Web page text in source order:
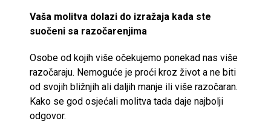
Vaša molitva dolazi do izražaja kada ste
suočeni sa razočarenjima
Osobe od kojih više očekujemo ponekad nas više
razočaraju. Nemoguće je proći kroz život a ne biti
od svojih bližnjih ali daljih manje ili više razočaran.
Kako se god osjećali molitva tada daje najbolji
odgovor.